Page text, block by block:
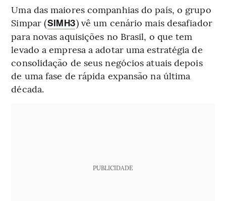
Uma das maiores companhias do país, o grupo
Simpar (SIMH3) vê um cenário mais desafiador
para novas aquisições no Brasil, o que tem
levado a empresa a adotar uma estratégia de
consolidação de seus negócios atuais depois
de uma fase de rápida expansão na última
década.
PUBLICIDADE